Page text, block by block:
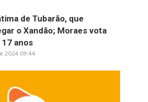
de Tubarão, que
o Xandão; Moraes vota
anos
2024 09:44